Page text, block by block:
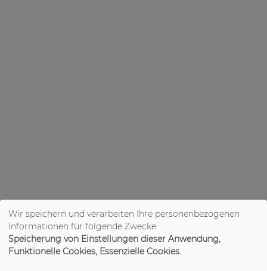
Wir speichern und verarbeiten Ihre personenbezogenen
Informationen für folgende Zwecke:
Speicherung von Einstellungen dieser Anwendung,
Funktionelle Cookies, Essenzielle Cookies.